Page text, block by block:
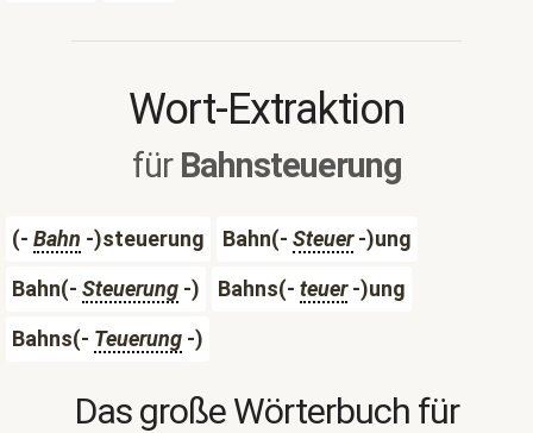
Wort-Extraktion
für Bahnsteuerung
(- Bahn -)steuerung Bahn(- Steuer-)ung
Bahn(- Steuerung -) Bahns(- teuer-)ung
Bahns(- Teuerung -)
Das große Wörterbuch für